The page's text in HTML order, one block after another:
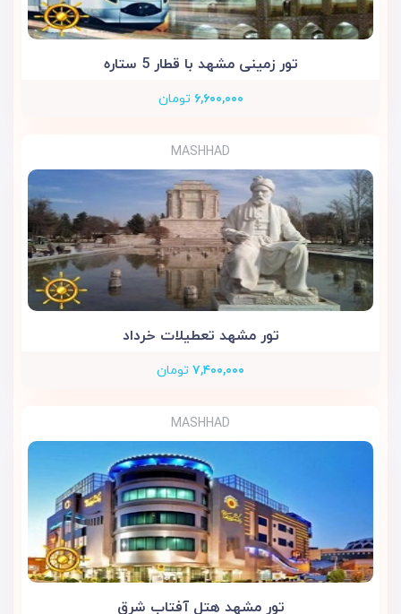
تور زمینی مشهد با قطار 5 ستاره
۶,۶۰۰,۰۰۰ تومان
MASHHAD
تور مشهد تعطیلات خرداد
۷,۴۰۰,۰۰۰ تومان
MASHHAD
تور مشهد هتل آفتاب شرق